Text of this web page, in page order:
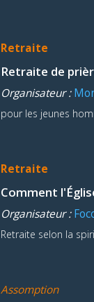
Retraite
Retraite de
Organisateur :
pour les jeunes
Retraite
Comment
Organisateur :
Retraite selon la
Assomption